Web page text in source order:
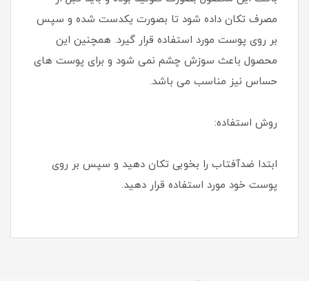
مصرف تکان داده شود تا بصورت یکدست شده و سپس
بر روی پوست مورد استفاده قرار گیرد. همچنین این
محصول باعث سوزش چشم نمی شود و برای پوست های
حساس نیز مناسب می باشد.
روش استفاده:
ابتدا ضدآفتاب را بخوبی تکان دهید و سپس بر روی
پوست خود مورد استفاده قرار دهید.